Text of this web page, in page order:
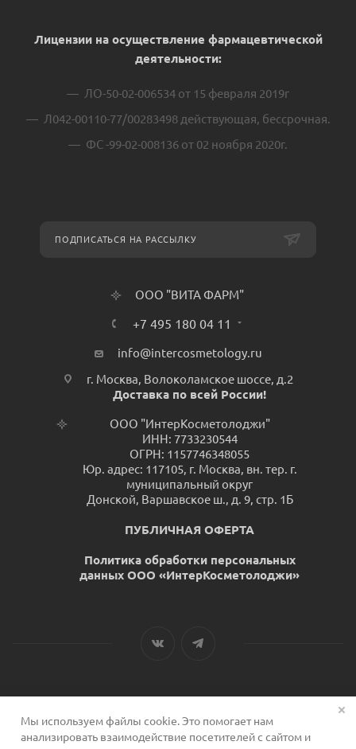
Лицензии на осуществление фармацевтической
деятельности:
ЛО-50-02-006534 от 15 февраля 2019г
Л042-00110-77/00283498 действующая, бессрочная.
ФС -99-02-008136 от 02 ноября 2020г.
ПОДПИСАТЬСЯ НА РАССЫЛКУ
ООО "ВИТА ФАРМ"
+7 495 180 04 11
info@intercosmetology.ru
г. Москва, Волоколамское шоссе, д.2
Доставка по всей России!
ООО "ИнтерКосметолоджи"
ИНН: 7733230544
ОГРН: 1157746348055
Юр. адрес: 117105, г. Москва, вн. тер. г.
муниципальный округ
Донской, Варшавское ш., д. 9, стр. 1Б
ПУБЛИЧНАЯ ОФЕРТА
Политика обработки персональных
данных ООО «ИнтерКосметолоджи»
2026 © Сервис для косметологов
Мы используем файлы cookie. Это помогает нам
анализировать взаимодействие посетителей с сайтом и